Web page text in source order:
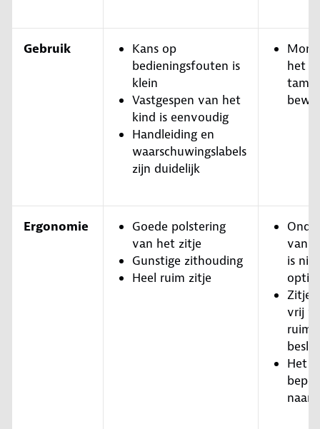
Gebruik
Kans op
bedieningsfouten is
klein
Vastgespen van het
kind is eenvoudig
Handleiding en
waarschuwingslabels
zijn duidelijk
het
Ergonomie
Goede polstering
van het zitje
Gunstige zithouding
Heel ruim zitje
van
is niet
Zitje
vrij
Het
naar